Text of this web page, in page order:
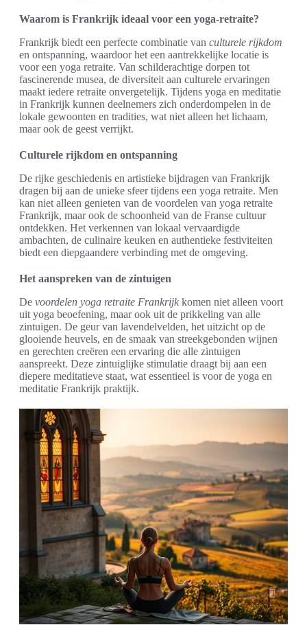
Waarom is Frankrijk ideaal voor een yoga-retraite?
Frankrijk biedt een perfecte combinatie van culturele rijkdom
en ontspanning, waardoor het een aantrekkelijke locatie is
voor een yoga retraite. Van schilderachtige dorpen tot
fascinerende musea, de diversiteit aan culturele ervaringen
maakt iedere retraite onvergetelijk. Tijdens yoga en meditatie
in Frankrijk kunnen deelnemers zich onderdompelen in de
lokale gewoonten en tradities, wat niet alleen het lichaam,
maar ook de geest verrijkt.
Culturele rijkdom en ontspanning
De rijke geschiedenis en artistieke bijdragen van Frankrijk
dragen bij aan de unieke sfeer tijdens een yoga retraite. Men
kan niet alleen genieten van de voordelen van yoga retraite
Frankrijk, maar ook de schoonheid van de Franse cultuur
ontdekken. Het verkennen van lokaal vervaardigde
ambachten, de culinaire keuken en authentieke festiviteiten
biedt een diepgaandere verbinding met de omgeving.
Het aanspreken van de zintuigen
De voordelen yoga retraite Frankrijk komen niet alleen voort
uit yoga beoefening, maar ook uit de prikkeling van alle
zintuigen. De geur van lavendelvelden, het uitzicht op de
glooiende heuvels, en de smaak van streekgebonden wijnen
en gerechten creëren een ervaring die alle zintuigen
aanspreekt. Deze zintuiglijke stimulatie draagt bij aan een
diepere meditatieve staat, wat essentieel is voor de yoga en
meditatie Frankrijk praktijk.